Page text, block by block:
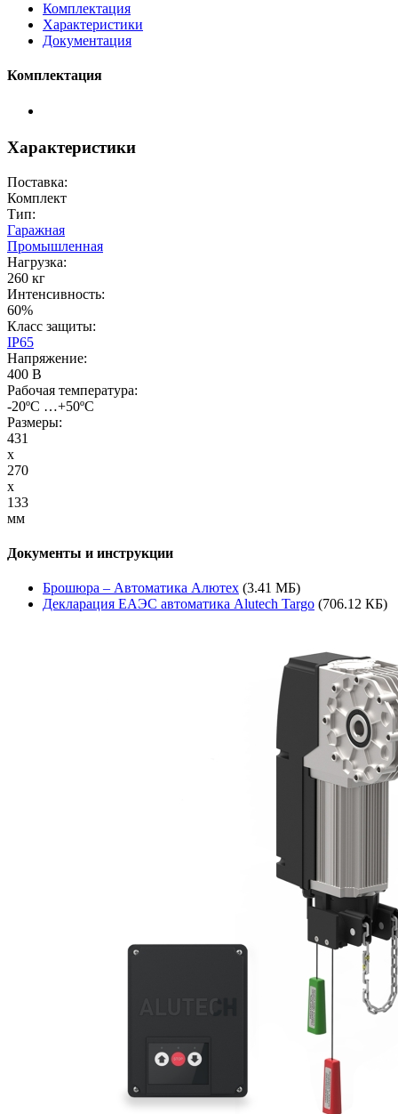
Комплектация
Характеристики
Документация
Комплектация
Характеристики
Поставка:
Комплект
Тип:
Гаражная
Промышленная
Нагрузка:
260 кг
Интенсивность:
60%
Класс защиты:
IP65
Напряжение:
400 В
Рабочая температура:
-20ºС …+50ºС
Размеры:
431
x
270
x
133
мм
Документы и инструкции
Брошюра – Автоматика Алютех (3.41 МБ)
Декларация ЕАЭС автоматика Alutech Targo (706.12 КБ)